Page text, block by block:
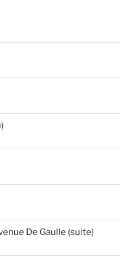
De Gaulle (suite)